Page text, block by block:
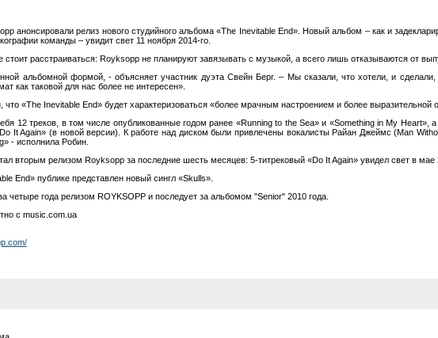
анонсировали релиз нового студийного альбома «The Inevitable End». Новый альбом – как и
команды – увидит свет 11 ноября 2014-го.
расстраиваться: Royksopp не планируют завязывать с музыкой, а всего лишь отказываются от
альбомной формой, - объясняет участник дуэта Свейн Берг. – Мы сказали, что хотели, и
как таковой для нас более не интересен».
«The Inevitable End» будет характеризоваться «более мрачным настроением и более выразительной
12 треков, в том числе опубликованные годом ранее «Running to the Sea» и «Something in My Heart»,
It Again» (в новой версии). К работе над диском были привлечены вокалисты Райан Джеймс (Man
- исполнила Робин.
вторым релизом Royksopp за последние шесть месяцев: 5-титрековый «Do It Again» увидел свет в мае
End» публике представлен новый сингл «Skulls».
четыре года релизом ROYKSOPP и последует за альбомом "Senior" 2010 года.
с music.com.ua